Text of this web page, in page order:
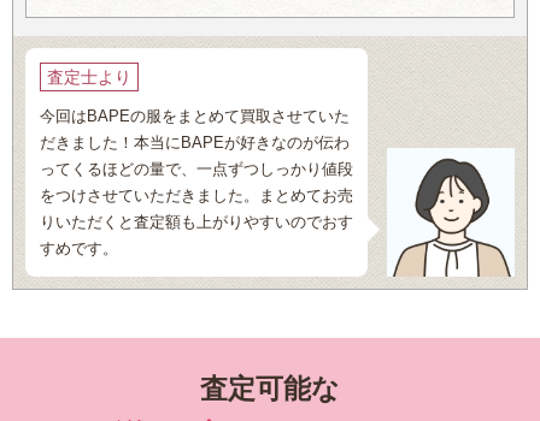
査定士より
今回はBAPEの服をまとめて買取させていた
だきました！本当にBAPEが好きなのが伝わ
ってくるほどの量で、一点ずつしっかり値段
をつけさせていただきました。まとめてお売
りいただくと査定額も上がりやすいのでおす
すめです。
査定可能な